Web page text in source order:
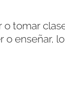
tomar
enseñar,